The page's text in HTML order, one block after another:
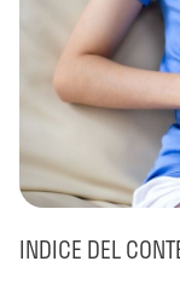
INDICE DEL